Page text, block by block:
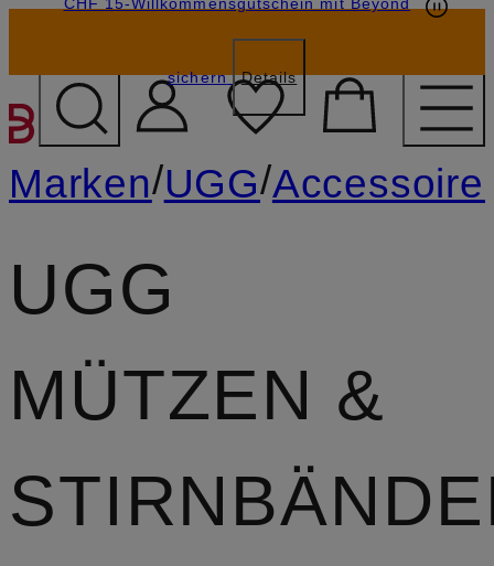
ZUM HAUPTINHALT
sichern Details
Marken/UGG/
UGG
MÜTZEN &